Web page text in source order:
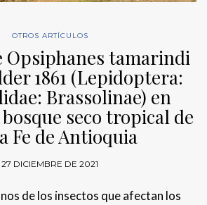
OTROS ARTÍCULOS
Opsiphanes tamarindi
1861 (Lepidoptera:
Brassolinae) en
seco tropical de
Fe de Antioquia
27 DICIEMBRE DE 2021
de los insectos que afectan los